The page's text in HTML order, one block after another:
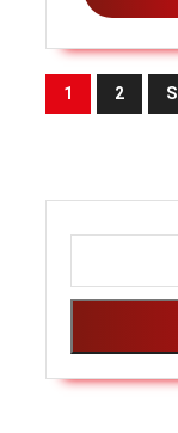
Pagination
des
1 2